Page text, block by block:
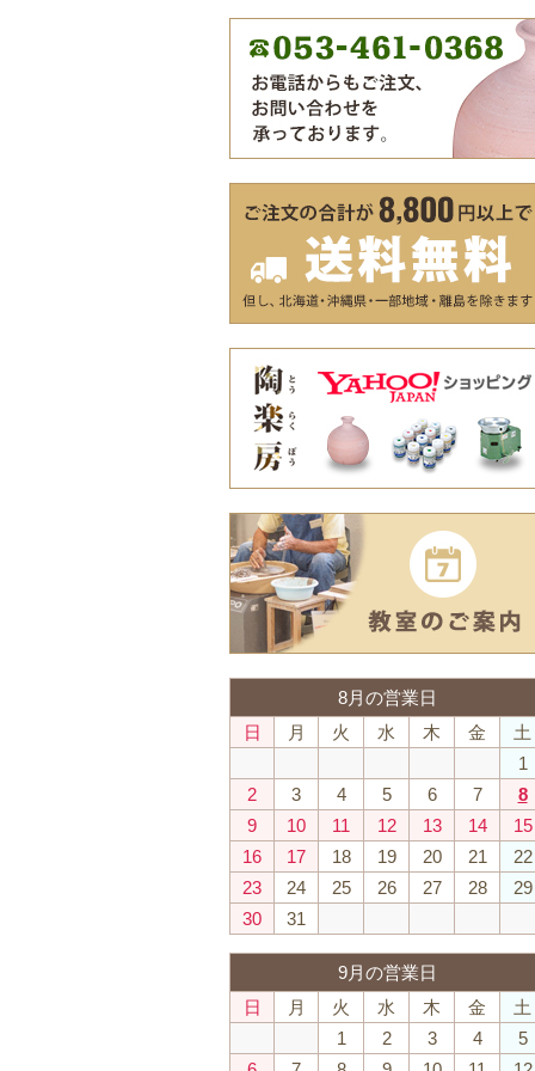
8月の営業日
日
月 火 水 木 金
土
1
2
3 4 5 6 7
8
9
10 11 12 13 14
15
16
17 18 19 20 21
22
23
24 25 26 27 28
29
30
31
9月の営業日
日
月 火 水 木 金
土
1
2 3 4
5